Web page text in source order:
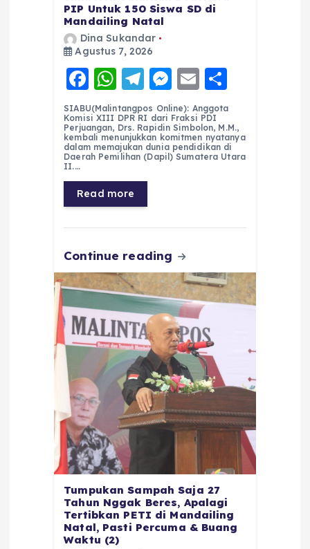
PIP Untuk 150 Siswa SD di
Mandailing Natal
Dina Sukandar
Agustus 7, 2026
F
a
c
e
b
o
o
k
W
h
a
ts
A
p
p
T
el
e
g
r
a
m
M
e
ss
e
n
E
m
ai
l
h
a
re
SIABU(Malintangpos Online): Anggota
Komisi XIII DPR RI dari Fraksi PDI
Perjuangan, Drs. Rapidin Simbolon, M.M.,
kembali menunjukkan komitmen nyatanya
dalam memajukan dunia pendidikan di
Daerah Pemilihan (Dapil) Sumatera Utara
II.…
Read more
Continue reading
Tumpukan Sampah Saja 27
Tahun Nggak Beres, Apalagi
Tertibkan PETI di Mandailing
Natal, Pasti Percuma & Buang
Waktu (2)